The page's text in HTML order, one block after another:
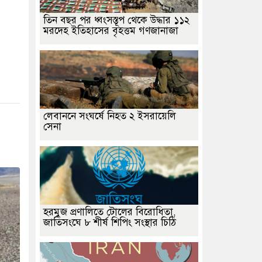
তিন বছর পর ধ্বংসস্তূপ থেকে উদ্ধার ১১২
মরদেহ ইতিহাসের বৃহত্তম গণজানাজা
লেবাননে সংঘর্ষে নিহত ২ ইসরায়েলি
সেনা
হরমুজ প্রণালিতে টোলের বিরোধিতা,
জাতিসংঘে ৮ শীর্ষ শিপিং সংস্থার চিঠি